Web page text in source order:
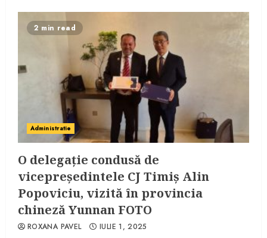
2 min read
Administratie
O delegație condusă de
vicepreședintele CJ Timiș Alin
Popoviciu, vizită în provincia
chineză Yunnan FOTO
ROXANA PAVEL IULIE 1, 2025